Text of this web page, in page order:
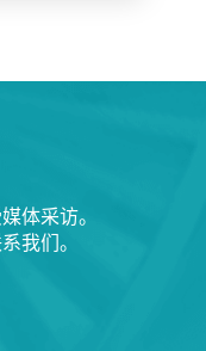
体采访。
我们。